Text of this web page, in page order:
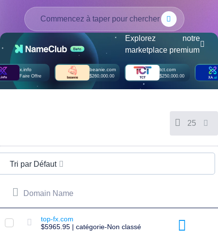
Italiano
日
語
한
어
Indonesia
US Dollar USD ($)
Euro EUR (€)
Canadian Dollar CAD
(C$)
Pesos Mexicanos MXN
(MX$)
(AU$)
Copyright
2002-
Dynadot
LLC.
rights
reserved.
Domaines
Recherche Groupée Recherche AI
Explorez notre
marketplace premium
x.info
Faire Offre
beanie.com
$260,000.00
tct.com
$250,000.00
25
Tri par Défaut
Domain Name
top-fx.com
$5965.95 | catégorie-Non classé